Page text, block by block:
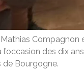
Compagnon
des dix
Bourgogne.